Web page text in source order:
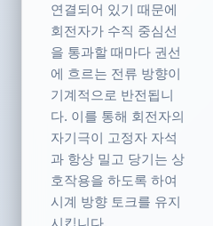
극에, 다른 쪽은 음극에
연결되어 있기 때문에
회전자가 수직 중심선
을 통과할 때마다 권선
에 흐르는 전류 방향이
기계적으로 반전됩니
다. 이를 통해 회전자의
자기극이 고정자 자석
과 항상 밀고 당기는 상
호작용을 하도록 하여
시계 방향 토크를 유지